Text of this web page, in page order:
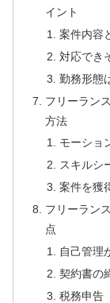
イント
案件内容
対応でき
勤務形態
フリーラン
方法
モーショ
スキルシ
案件を獲
フリーラン
点
自己管理
契約書の
税務申告